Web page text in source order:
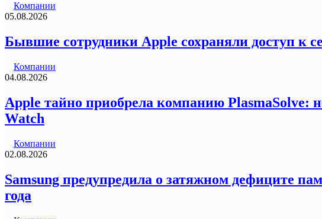
Компании
05.08.2026
Бывшие сотрудники Apple сохраняли доступ к
Компании
04.08.2026
Apple тайно приобрела компанию PlasmaSolve:
Watch
Компании
02.08.2026
Samsung предупредила о затяжном дефиците
года